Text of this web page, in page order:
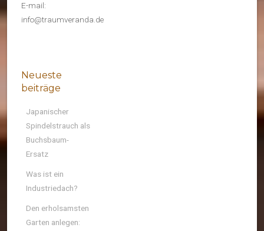
E-mail:
info@traumveranda.de
Neueste
beiträge
Japanischer
Spindelstrauch als
Buchsbaum-
Ersatz
Was ist ein
Industriedach?
Den erholsamsten
Garten anlegen: